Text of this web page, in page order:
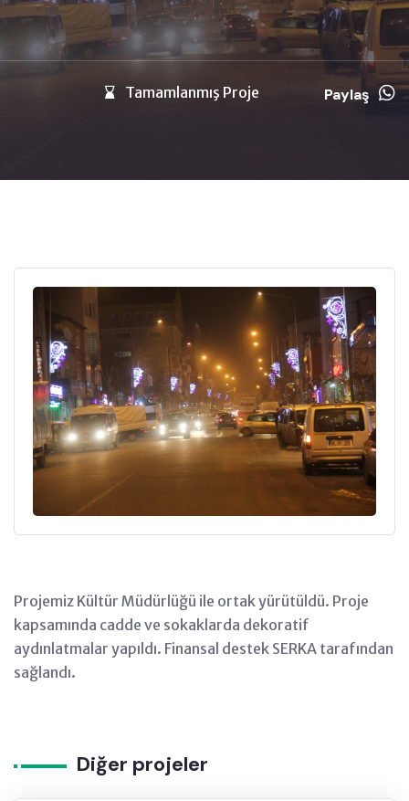
Tamamlanmış Proje Paylaş
Projemiz Kültür Müdürlüğü ile ortak yürütüldü. Proje
kapsamında cadde ve sokaklarda dekoratif
aydınlatmalar yapıldı. Finansal destek SERKA tarafından
sağlandı.
Diğer projeler